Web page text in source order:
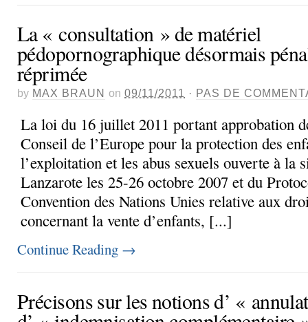
La « consultation » de matériel
pédopornographique désormais
réprimée
by MAX BRAUN on 09/11/2011 · PAS DE
La loi du 16 juillet 2011 portant approbation
Conseil de l’Europe pour la protection des
l’exploitation et les abus sexuels ouverte à la
Lanzarote les 25-26 octobre 2007 et du
Convention des Nations Unies relative aux
concernant la vente d’enfants, [...]
Continue Reading →
Précisons sur les notions d’ «